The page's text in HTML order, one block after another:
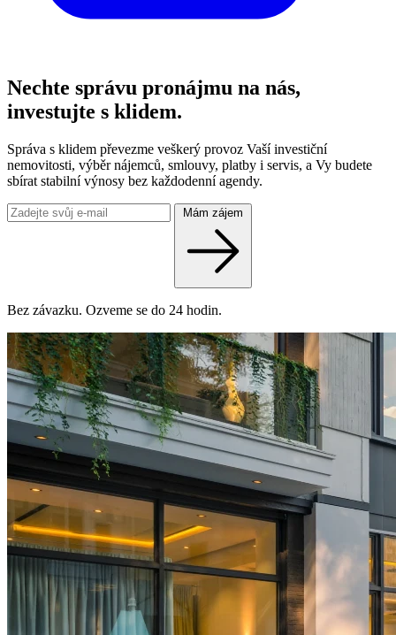
Nechte správu pronájmu na nás,
investujte s klidem.
Správa s klidem převezme veškerý provoz Vaší investiční
nemovitosti, výběr nájemců, smlouvy, platby i servis, a Vy budete
sbírat stabilní výnosy bez každodenní agendy.
Mám zájem
Bez závazku. Ozveme se do 24 hodin.